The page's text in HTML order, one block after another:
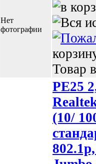
Нет
фотографии
Товар
PE25
(10/